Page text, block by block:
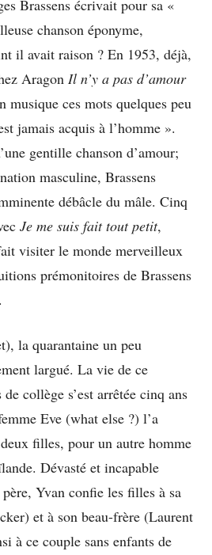
Brassens écrivait pour sa «
chanson éponyme,
il avait raison ? En 1953, déjà,
Aragon Il n’y a pas d’amour
musique ces mots quelques peu
jamais acquis à l’homme ».
gentille chanson d’amour;
masculine, Brassens
débâcle du mâle. Cinq
Je me suis fait tout petit,
visiter le monde merveilleux
prémonitoires de Brassens
la quarantaine un peu
largué. La vie de ce
collège s’est arrêtée cinq ans
Eve (what else ?) l’a
filles, pour un autre homme
Dévasté et incapable
Yvan confie les filles à sa
et à son beau-frère (Laurent
à ce couple sans enfants de